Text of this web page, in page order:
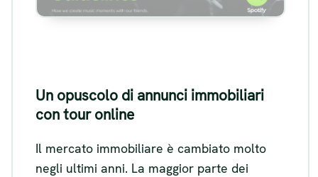
Un opuscolo di annunci immobiliari
con tour online
Il mercato immobiliare è cambiato molto
negli ultimi anni. La maggior parte dei